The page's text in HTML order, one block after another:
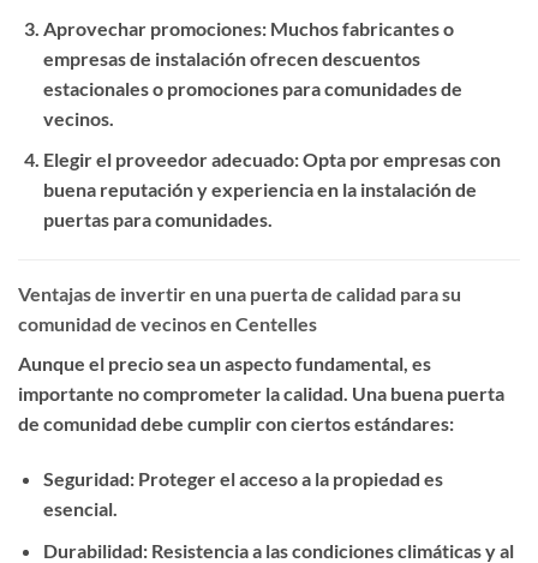
Aprovechar promociones: Muchos fabricantes o
empresas de instalación ofrecen descuentos
estacionales o promociones para comunidades de
vecinos.
Elegir el proveedor adecuado: Opta por empresas con
buena reputación y experiencia en la instalación de
puertas para comunidades.
Ventajas de invertir en una puerta de calidad para su
comunidad de vecinos en Centelles
Aunque el precio sea un aspecto fundamental, es
importante no comprometer la calidad. Una buena puerta
de comunidad debe cumplir con ciertos estándares:
Seguridad: Proteger el acceso a la propiedad es
esencial.
Durabilidad: Resistencia a las condiciones climáticas y al